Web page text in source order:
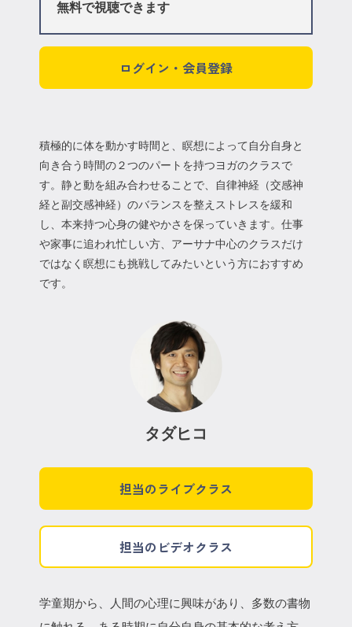
無料で視聴できます
ログイン・会員登録
積極的に体を動かす時間と、瞑想によって自分自身と
向き合う時間の２つのパートを持つヨガのクラスで
す。静と動を組み合わせることで、自律神経（交感神
経と副交感神経）のバランスを整えストレスを緩和
し、本来持つ心身の健やかさを保っていきます。仕事
や家事に追われ忙しい方、アーサナ中心のクラスだけ
ではなく瞑想にも挑戦してみたいという方におすすめ
です。
タダヒコ
担当のライブクラス
担当のビデオクラス
学童期から、人間の心理に興味があり、多数の書物